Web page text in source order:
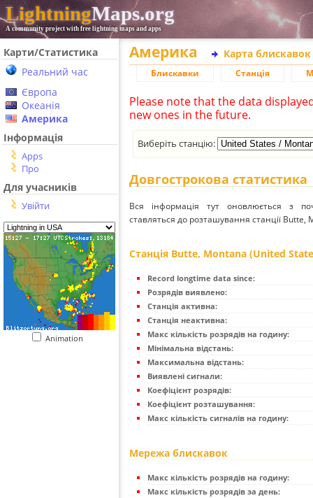
LightningMaps.org
A community project with free lightning maps and apps
Карти/Статистика
Реальний час
Європа
Океанія
Америка
Інформація
Apps
Про
Для учасників
Увійти
Animation
Америка Карта
Блискавки Станція
Please note that the data
new ones in the future.
Виберіть станцію:
Довгострокова статистика
Вся інформація тут оновлюється з
ставляться до розташування станції
Станція Butte, Montana (United
Record longtime data since:
Розрядів виявлено:
Станція активна:
Станція неактивна:
Макс кількість розрядів на годину:
Мінімальна відстань:
Максимальна відстань:
Виявлені сигнали:
Коефіцієнт розрядів:
Коефіцієнт розташування:
Макс кількість сигналів на годину:
Мережа блискавок
Макс кількість розрядів на годину:
Макс кількість розрядів за день: